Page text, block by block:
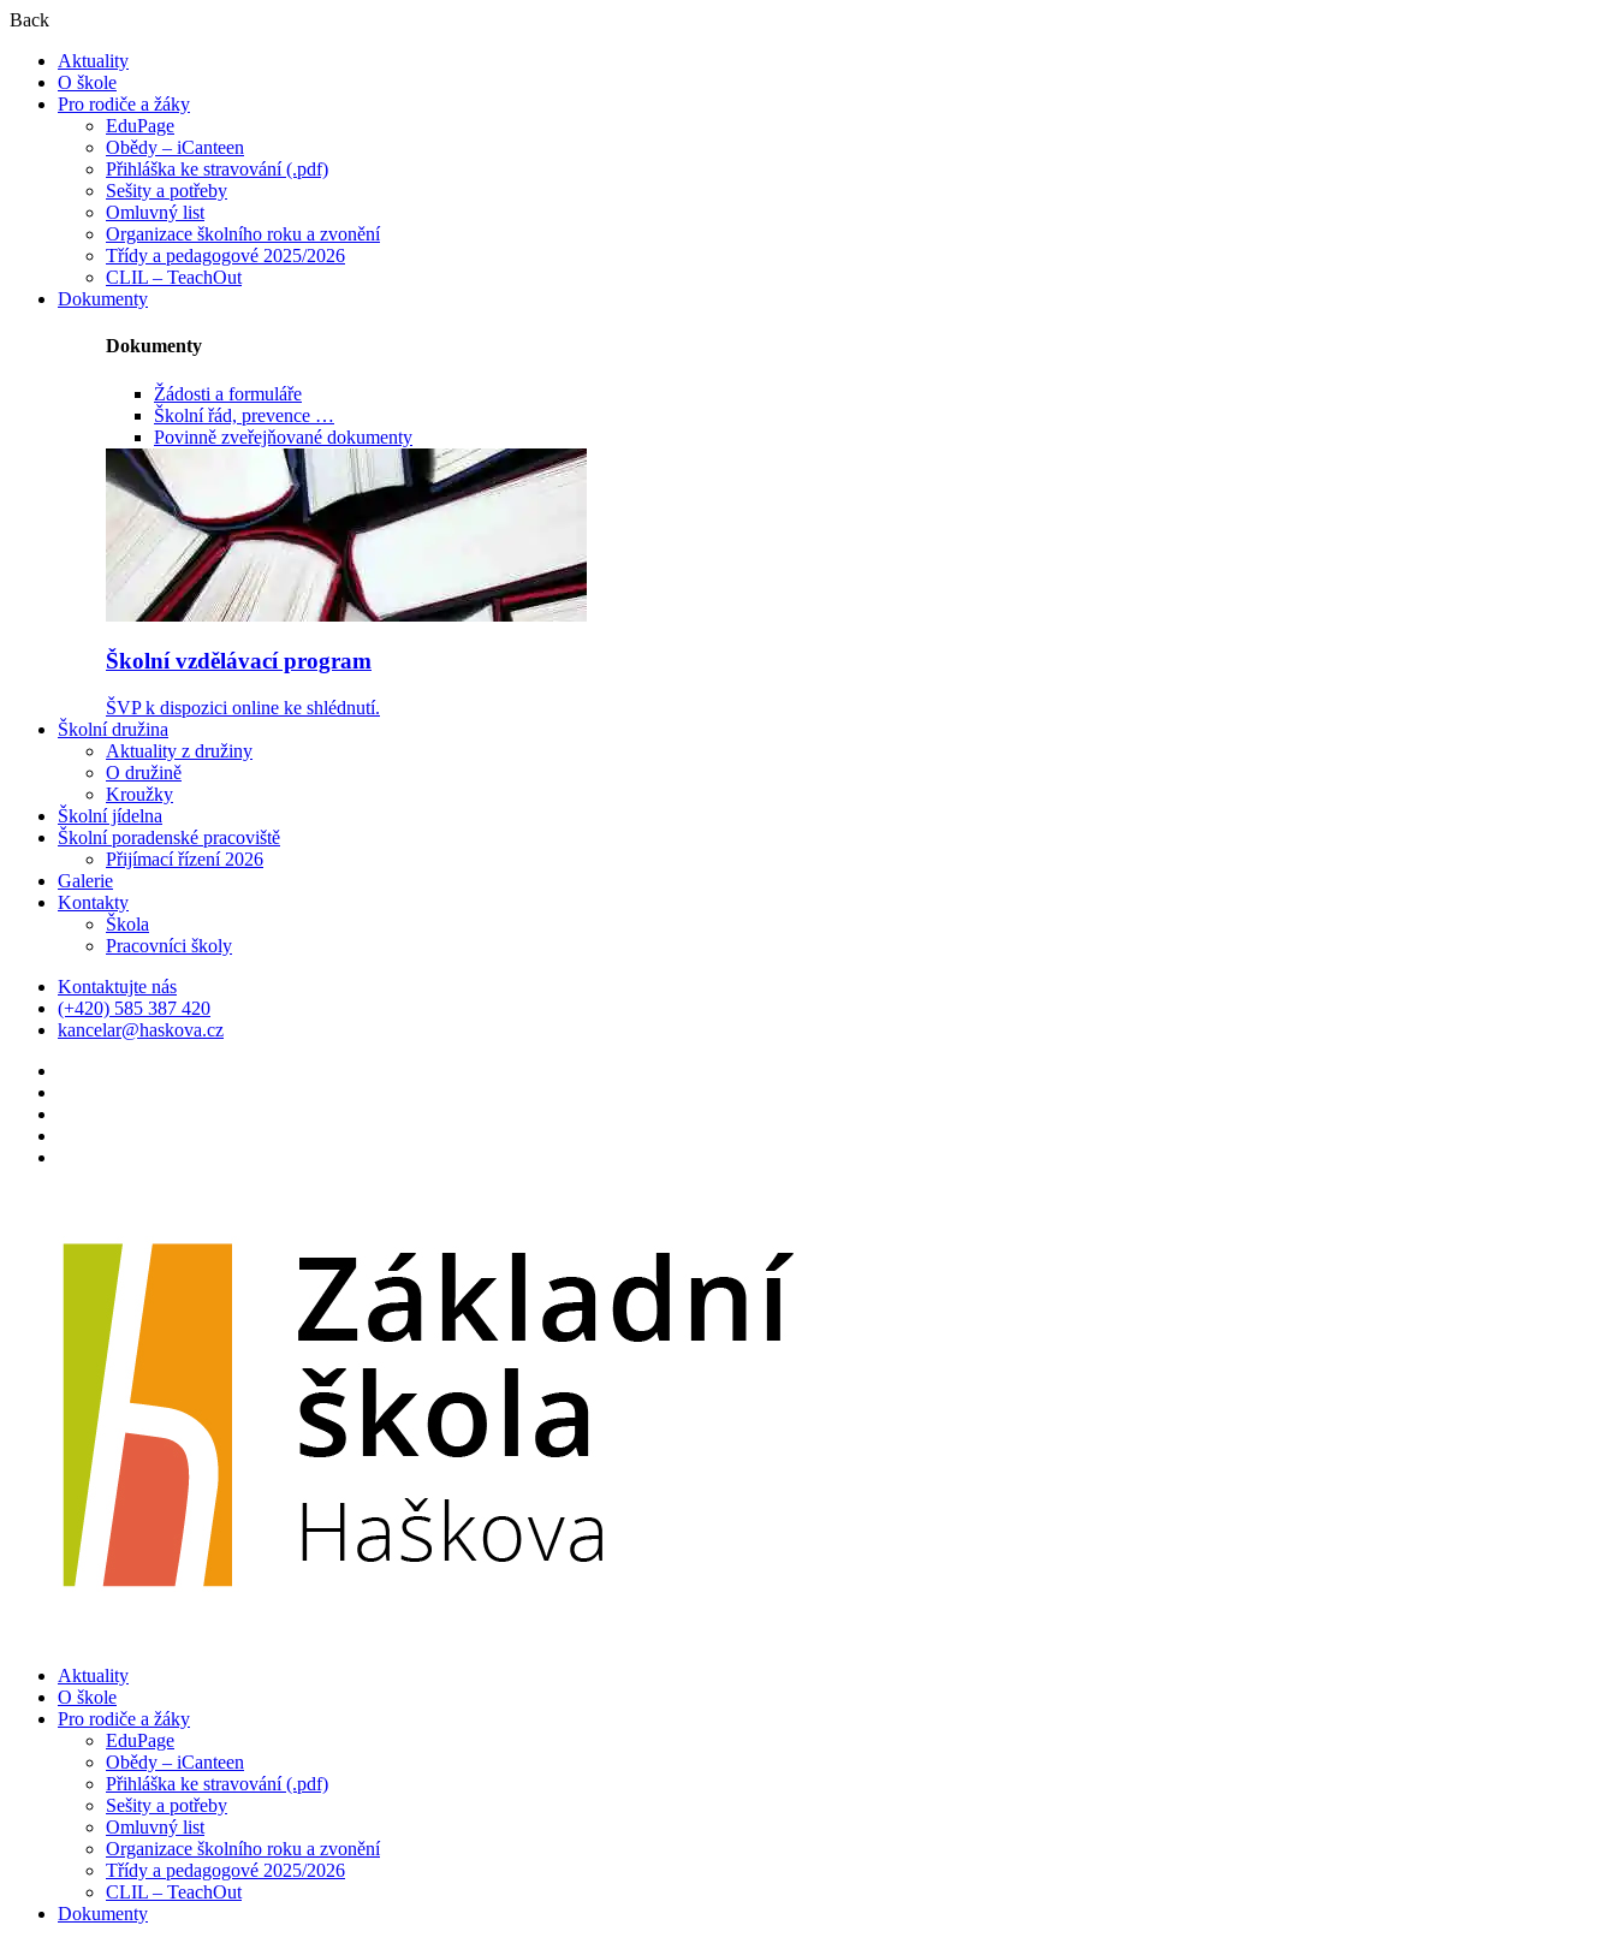
Back
Aktuality
O škole
Pro rodiče a žáky
EduPage
Obědy – iCanteen
Přihláška ke stravování (.pdf)
Sešity a potřeby
Omluvný list
Organizace školního roku a zvonění
Třídy a pedagogové 2025/2026
CLIL – TeachOut
Dokumenty
Dokumenty
Žádosti a formuláře
Školní řád, prevence …
Povinně zveřejňované dokumenty
Školní vzdělávací program
ŠVP k dispozici online ke shlédnutí.
Školní družina
Aktuality z družiny
O družině
Kroužky
Školní jídelna
Školní poradenské pracoviště
Přijímací řízení 2026
Galerie
Kontakty
Škola
Pracovníci školy
Kontaktujte nás
(+420) 585 387 420
kancelar@haskova.cz
Aktuality
O škole
Pro rodiče a žáky
EduPage
Obědy – iCanteen
Přihláška ke stravování (.pdf)
Sešity a potřeby
Omluvný list
Organizace školního roku a zvonění
Třídy a pedagogové 2025/2026
CLIL – TeachOut
Dokumenty